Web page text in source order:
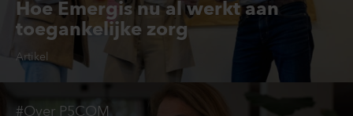
Hoe Emergis nu al werkt aan
toegankelijke zorg
Artikel
#Over P5COM